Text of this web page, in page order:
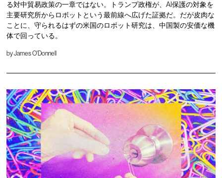
る対中貿易政策の一章ではない。トランプ政権が、AI保護の対象を
主要研究所からロボットという最前線へ広げた証拠だ。だが皮肉な
ことに、守られるはずの米国のロボット研究は、中国製の安価な機
体で回っている。
byJames O'Donnell